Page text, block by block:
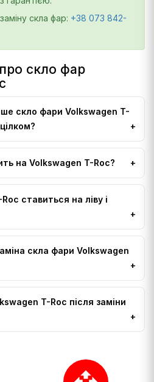
скла фар: +38 073 842-
скло фар
скло фари Volkswagen T-
на Volkswagen T-Roc?
ставиться на ліву і
скла фари Volkswagen
T-Roc після заміни